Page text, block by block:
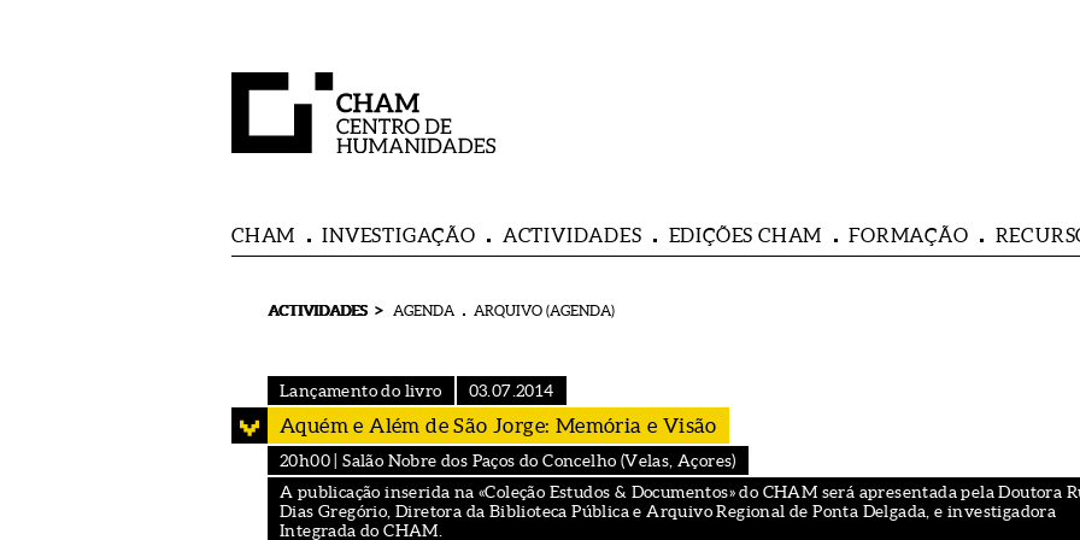
CHAM INVESTIGAÇÃO ACTIVIDADES EDIÇÕES CHAM FORMAÇÃO
ACTIVIDADES > AGENDA ARQUIVO (AGENDA)
Lançamento do livro 03.07.2014
Aquém e Além de São Jorge: Memória e Visão
20h00 | Salão Nobre dos Paços do Concelho (Velas, Açores)
A publicação inserida na «Coleção Estudos & Documentos» do CHAM será apresentada pela Doutora
Dias Gregório, Diretora da Biblioteca Pública e Arquivo Regional de Ponta Delgada, e investigadora
Integrada do CHAM.